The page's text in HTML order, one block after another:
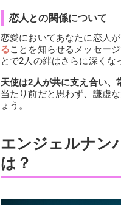
恋人との関係について
恋愛においてあなたに恋人
ることを知らせるメッセー
とで2人の絆はさらに深くな
天使は2人が共に支え合い、
当たり前だと思わず、謙虚
ょう。
エンジェルナン
は？